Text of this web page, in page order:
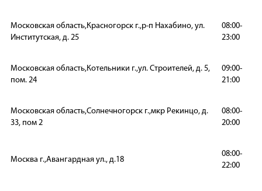
Московская область,Красногорск г.,р-п Нахабино, ул.
Институтская, д. 25
08:00-
23:00
Московская область,Котельники г.,ул. Строителей, д. 5,
пом. 24
09:00-
21:00
Московская область,Солнечногорск г.,мкр Рекинцо, д.
33, пом 2
08:00-
20:00
Москва г.,Авангардная ул., д.18
08:00-
22:00